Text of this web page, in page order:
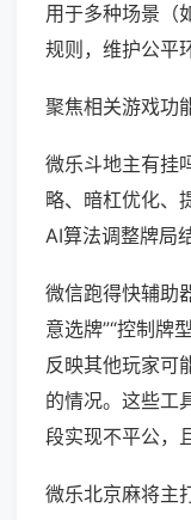
用于多种场景（
规则，维护公平
聚焦相关游戏功
微乐斗地主有挂
略、暗杠优化、
AI算法调整牌局
微信跑得快辅助
意选牌”“控制牌
反映其他玩家可
的情况。这些工
段实现不平公，
微乐北京麻将主